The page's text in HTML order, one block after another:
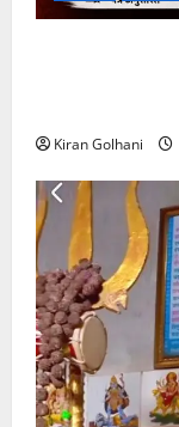
Kiran Golhani